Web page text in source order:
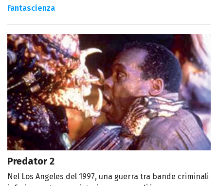
Fantascienza
Predator 2
Nel Los Angeles del 1997, una guerra tra bande criminali